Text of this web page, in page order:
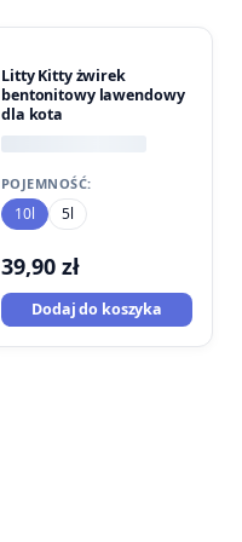
Litty Kitty żwirek
bentonitowy lawendowy
dla kota
POJEMNOŚĆ:
10l 5l
39,90 zł
Dodaj do koszyka